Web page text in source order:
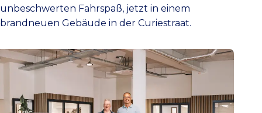
unbeschwerten Fahrspaß, jetzt in einem
brandneuen Gebäude in der Curiestraat.